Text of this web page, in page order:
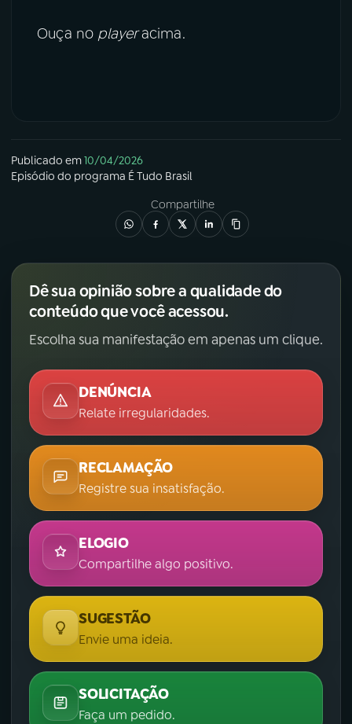
Ouça no playeracima.
Publicado em10/04/2026
Episódio do programa É Tudo Brasil
Compartilhe
Dê sua opinião sobre a qualidade do
conteúdo que você acessou.
Escolha sua manifestação em apenas um clique.
DENÚNCIA
Relate irregularidades.
RECLAMAÇÃO
Registre sua insatisfação.
ELOGIO
Compartilhe algo positivo.
SUGESTÃO
Envie uma ideia.
SOLICITAÇÃO
Faça um pedido.